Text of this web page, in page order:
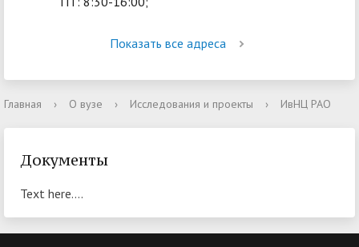
Показать все адреса
Главная › О вузе › Исследования и проекты › ИвНЦ РАО
Документы
Text here....